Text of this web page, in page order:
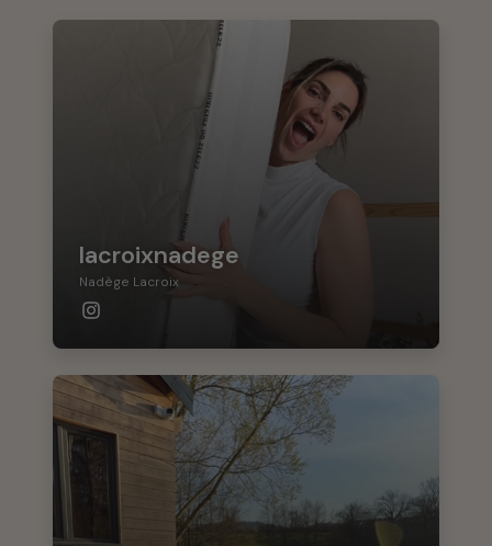
lacroixnadege
Nadège Lacroix